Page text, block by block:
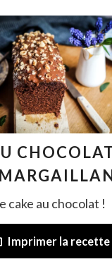
cake au chocolat !
Imprimer la recette